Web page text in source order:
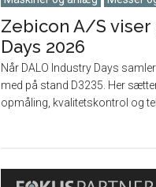
Zebicon A/S viser
Days 2026
Når DALO Industry Days
med på stand D3235. Her
opmåling, kvalitetskontrol og